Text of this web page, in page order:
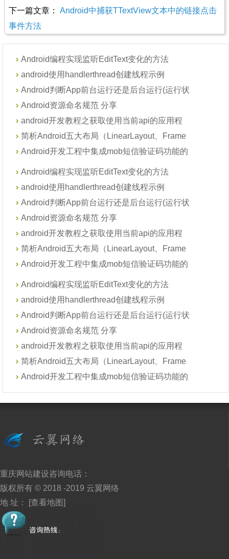
下一篇文章： Android中捕获TTextView文本中的链接点击
事件方法
Android编程实现监听EditText变化的方法
android使用handlerthread创建线程示例
Android判断App前台运行还是后台运行(运行状
Android资源命名规范 分享
android开发教程之获取使用当前api的应用程
简析Android五大布局（LinearLayout、Frame
Android开发工程中集成mob短信验证码功能的
Android编程实现监听EditText变化的方法
android使用handlerthread创建线程示例
Android判断App前台运行还是后台运行(运行状
Android资源命名规范 分享
android开发教程之获取使用当前api的应用程
简析Android五大布局（LinearLayout、Frame
Android开发工程中集成mob短信验证码功能的
Android编程实现监听EditText变化的方法
android使用handlerthread创建线程示例
Android判断App前台运行还是后台运行(运行状
Android资源命名规范 分享
android开发教程之获取使用当前api的应用程
简析Android五大布局（LinearLayout、Frame
Android开发工程中集成mob短信验证码功能的
重庆网站建设咨询电话：
版权所有 © 2018 -2019 云翼网络
地 址：
[查看地图]